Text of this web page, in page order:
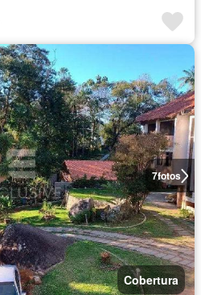
7fotos
Cobertura